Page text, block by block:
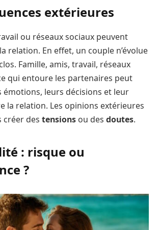
extérieures
ou réseaux sociaux peuvent
relation. En effet, un couple n’évolue
Famille, amis, travail, réseaux
qui entoure les partenaires peut
émotions, leurs décisions et leur
la relation. Les opinions extérieures
créer des tensions ou des doutes.
: risque ou
?